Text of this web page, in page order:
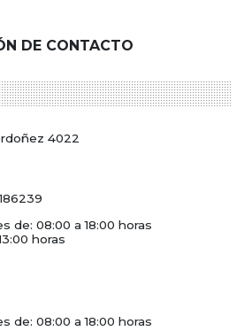
DE CONTACTO
4022
de: 08:00 a 18:00 horas
horas
de: 08:00 a 18:00 horas